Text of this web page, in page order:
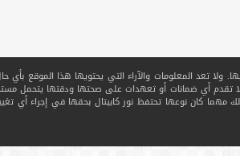
تعد المعلومات والآراء التي يحتويها هذا الموقع بأي
تقدم أي ضمانات أو تعهدات على صحتها ودقتها يتحمل
مهما كان نوعها تحتفظ نور كابيتال بحقها في إجراء أي